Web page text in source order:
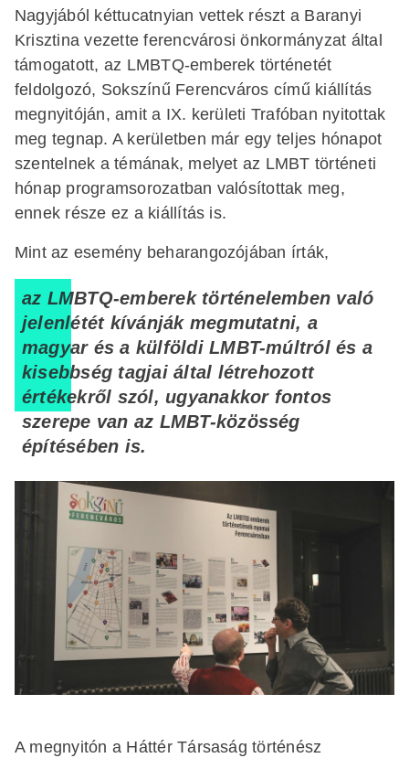
Nagyjából kéttucatnyian vettek részt a Baranyi
Krisztina vezette ferencvárosi önkormányzat által
támogatott, az LMBTQ-emberek történetét
feldolgozó, Sokszínű Ferencváros című kiállítás
megnyitóján, amit a IX. kerületi Trafóban nyitottak
meg tegnap. A kerületben már egy teljes hónapot
szentelnek a témának, melyet az LMBT történeti
hónap programsorozatban valósítottak meg,
ennek része ez a kiállítás is.
Mint az esemény beharangozójában írták,
az LMBTQ-emberek történelemben való
jelenlétét kívánják megmutatni, a
magyar és a külföldi LMBT-múltról és a
kisebbség tagjai által létrehozott
értékekről szól, ugyanakkor fontos
szerepe van az LMBT-közösség
építésében is.
A megnyitón a Háttér Társaság történész